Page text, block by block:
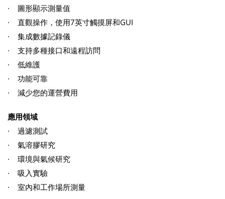
· 圖形顯示測量值
· 直觀操作，使用7英寸觸摸屏和GUI
· 集成數據記錄儀
· 支持多種接口和遠程訪問
· 低維護
· 功能可靠
· 減少您的運營費用
應用領域
· 過濾測試
· 氣溶膠研究
· 環境與氣候研究
· 吸入實驗
· 室內和工作場所測量